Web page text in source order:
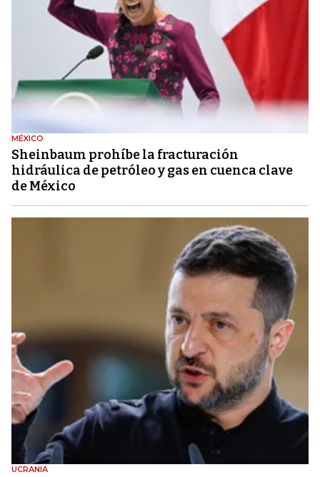
MÉXICO
Sheinbaum prohíbe la fracturación
hidráulica de petróleo y gas en cuenca clave
de México
UCRANIA